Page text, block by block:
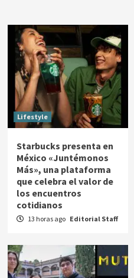
Lifestyle
Starbucks presenta en
México «Juntémonos
Más», una plataforma
que celebra el valor de
los encuentros
cotidianos
13 horas ago Editorial Staff